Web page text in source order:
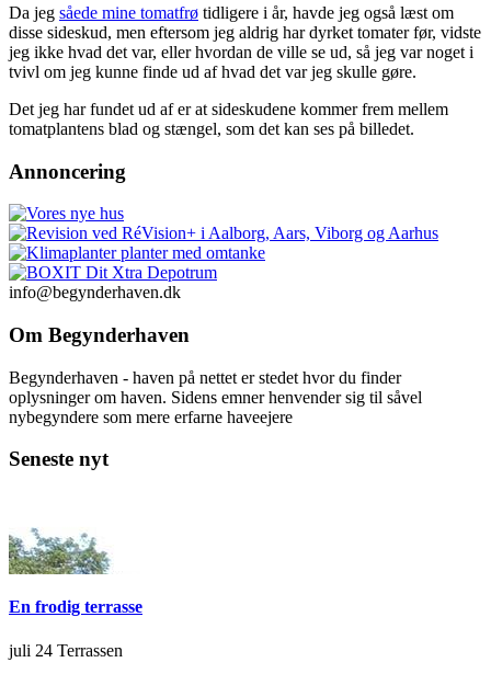
Da jeg såede mine tomatfrø tidligere i år, havde jeg også læst om
disse sideskud, men eftersom jeg aldrig har dyrket tomater før, vidste
jeg ikke hvad det var, eller hvordan de ville se ud, så jeg var noget i
tvivl om jeg kunne finde ud af hvad det var jeg skulle gøre.
Det jeg har fundet ud af er at sideskudene kommer frem mellem
tomatplantens blad og stængel, som det kan ses på billedet.
Annoncering
info@begynderhaven.dk
Om Begynderhaven
Begynderhaven - haven på nettet er stedet hvor du finder
oplysninger om haven. Sidens emner henvender sig til såvel
nybegyndere som mere erfarne haveejere
Seneste nyt
En frodig terrasse
juli 24 Terrassen